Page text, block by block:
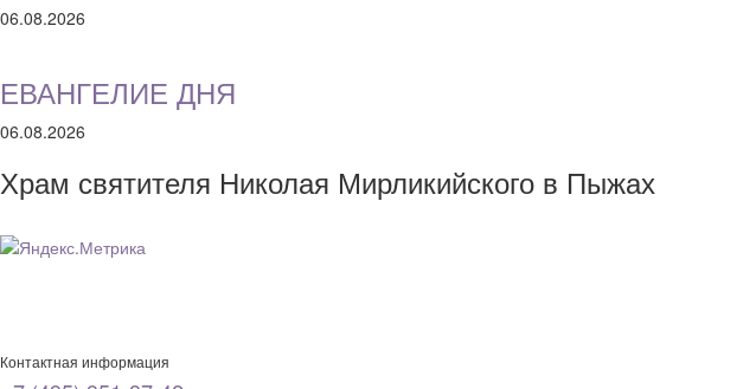
06.08.2026
ЕВАНГЕЛИЕ ДНЯ
06.08.2026
Храм святителя Николая Мирликийского в Пыжах
Контактная информация